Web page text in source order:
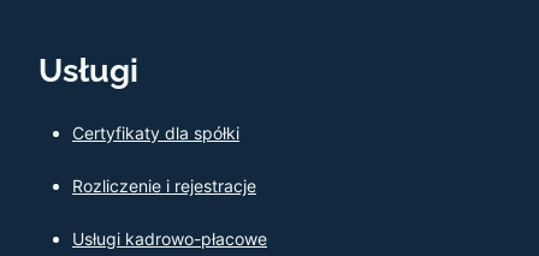
Usługi
Certyfikaty dla spółki
Rozliczenie i rejestracje
Usługi kadrowo-płacowe